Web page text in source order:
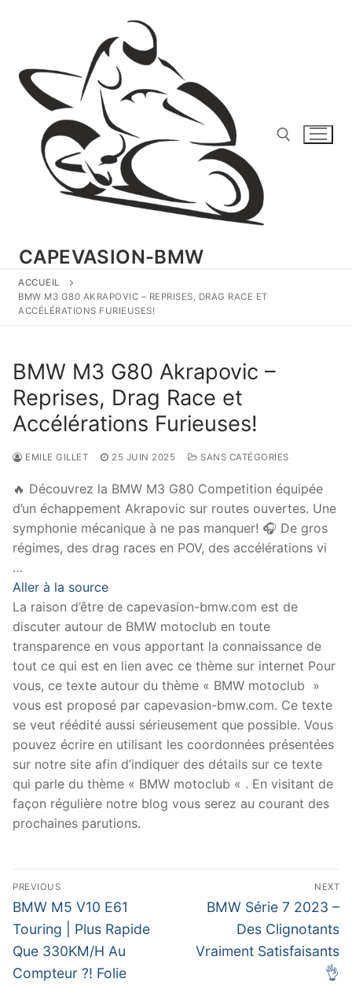
CAPEVASION-BMW
ACCUEIL
BMW M3 G80 AKRAPOVIC – REPRISES, DRAG RACE ET
ACCÉLÉRATIONS FURIEUSES!
BMW M3 G80 Akrapovic –
Reprises, Drag Race et
Accélérations Furieuses!
EMILE GILLET 25 JUIN 2025 SANS CATÉGORIES
🔥 Découvrez la BMW M3 G80 Competition équipée
d’un échappement Akrapovic sur routes ouvertes. Une
symphonie mécanique à ne pas manquer! 🎧 De gros
régimes, des drag races en POV, des accélérations vi
…
Aller à la source
La raison d’être de capevasion-bmw.com est de
discuter autour de BMW motoclub en toute
transparence en vous apportant la connaissance de
tout ce qui est en lien avec ce thème sur internet Pour
vous, ce texte autour du thème « BMW motoclub »
vous est proposé par capevasion-bmw.com. Ce texte
se veut réédité aussi sérieusement que possible. Vous
pouvez écrire en utilisant les coordonnées présentées
sur notre site afin d’indiquer des détails sur ce texte
qui parle du thème « BMW motoclub « . En visitant de
façon régulière notre blog vous serez au courant des
prochaines parutions.
Navigation
de
l’article
PREVIOUS
Previous
post:
BMW M5 V10 E61
Touring | Plus Rapide
Que 330KM/H Au
Compteur ?! Folie
NEXT
Next
BMW Série 7 2023 –
Des Clignotants
Vraiment Satisfaisants
👌